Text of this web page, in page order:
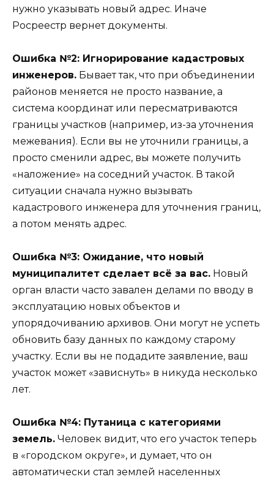
нужно указывать новый адрес. Иначе
Росреестр вернет документы.
Ошибка №2: Игнорирование кадастровых
инженеров. Бывает так, что при объединении
районов меняется не просто название, а
система координат или пересматриваются
границы участков (например, из-за уточнения
межевания). Если вы не уточнили границы, а
просто сменили адрес, вы можете получить
«наложение» на соседний участок. В такой
ситуации сначала нужно вызывать
кадастрового инженера для уточнения границ,
а потом менять адрес.
Ошибка №3: Ожидание, что новый
муниципалитет сделает всё за вас. Новый
орган власти часто завален делами по вводу в
эксплуатацию новых объектов и
упорядочиванию архивов. Они могут не успеть
обновить базу данных по каждому старому
участку. Если вы не подадите заявление, ваш
участок может «зависнуть» в никуда несколько
лет.
Ошибка №4: Путаница с категориями
земель. Человек видит, что его участок теперь
в «городском округе», и думает, что он
автоматически стал землей населенных